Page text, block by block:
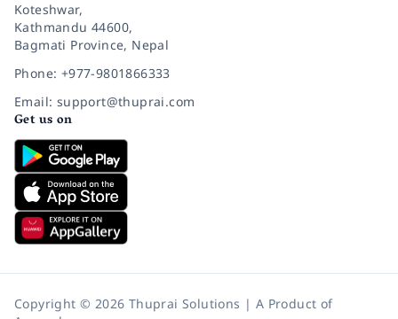
Koteshwar,
Kathmandu 44600,
Bagmati Province, Nepal
Phone: +977-9801866333
Email: support@thuprai.com
Get us on
Copyright © 2026 Thuprai Solutions | A Product of